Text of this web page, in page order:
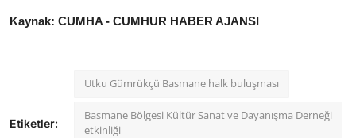
Kaynak: CUMHA - CUMHUR HABER AJANSI
Etiketler:
Utku Gümrükçü Basmane halk buluşması
Basmane Bölgesi Kültür Sanat ve Dayanışma Derneği
etkinliği